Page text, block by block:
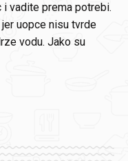
vadite prema potrebi.
uopce nisu tvrde
vodu. Jako su